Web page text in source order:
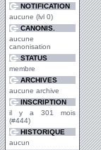
NOTIFICATION
aucune (lvl 0)
CANONIS.
aucune
canonisation
STATUS
membre
ARCHIVES
aucune archive
INSCRIPTION
il y a 301 mois
(#444)
HISTORIQUE
aucun